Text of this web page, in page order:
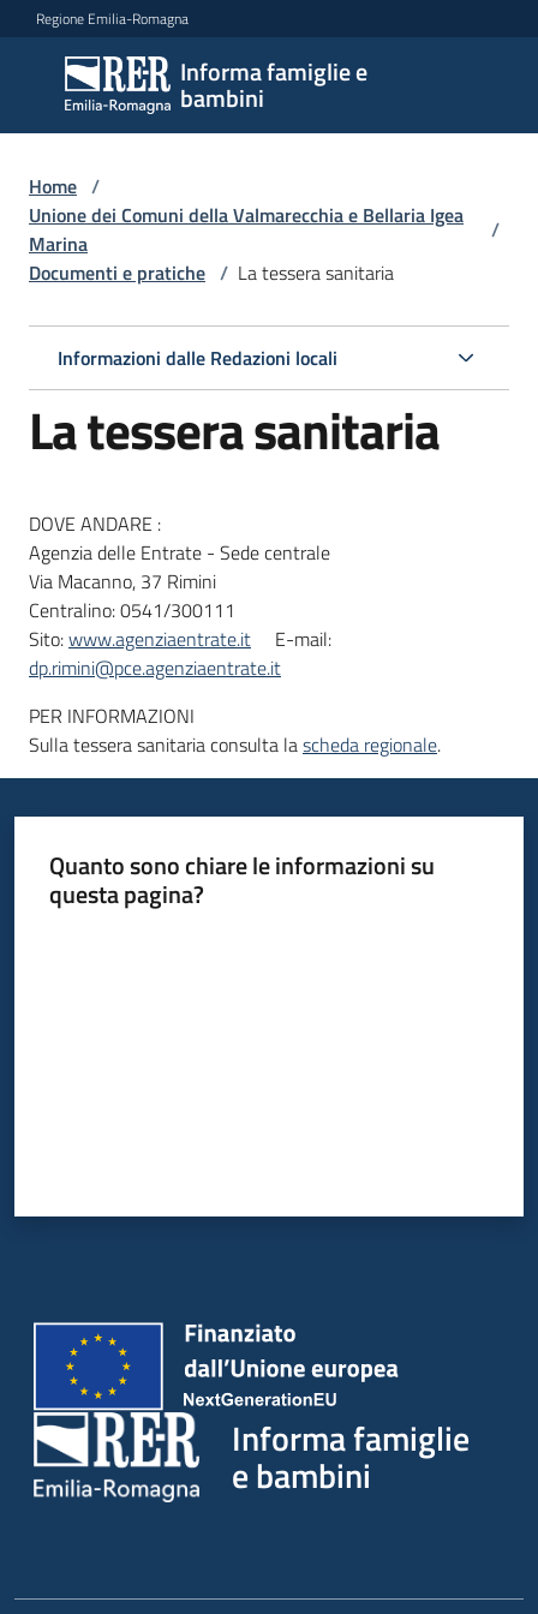
Vai al contenuto
Vai alla navigazione
Vai al footer
Regione Emilia-Romagna
Informa famiglie e
bambini
Informa
famiglie
e
Argomenti
Servizi
Centri
famiglie
Informazioni
locali
Home /
Unione dei Comuni della Valmarecchia e Bellaria Igea
Marina
/
Documenti e pratiche / La tessera sanitaria
Informazioni dalle Redazioni locali
La tessera sanitaria
DOVE ANDARE :
Agenzia delle Entrate - Sede centrale
Via Macanno, 37 Rimini
Centralino: 0541/300111
Sito:www.agenziaentrate.it
E-mail:
dp.rimini@pce.agenziaentrate.it
PER INFORMAZIONI
Sulla tessera sanitaria consulta lascheda regionale.
Quanto sono chiare le informazioni su
questa pagina?
Informa famiglie
e bambini